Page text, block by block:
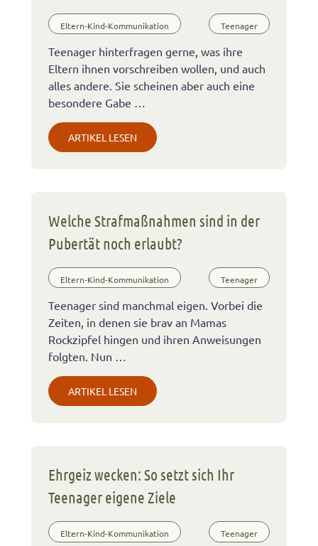
Eltern-Kind-Kommunikation Teenager
Teenager hinterfragen gerne, was ihre
Eltern ihnen vorschreiben wollen, und auch
alles andere. Sie scheinen aber auch eine
besondere Gabe …
ARTIKEL LESEN
Welche Strafmaßnahmen sind in der
Pubertät noch erlaubt?
Eltern-Kind-Kommunikation Teenager
Teenager sind manchmal eigen. Vorbei die
Zeiten, in denen sie brav an Mamas
Rockzipfel hingen und ihren Anweisungen
folgten. Nun …
ARTIKEL LESEN
Ehrgeiz wecken: So setzt sich Ihr
Teenager eigene Ziele
Eltern-Kind-Kommunikation Teenager